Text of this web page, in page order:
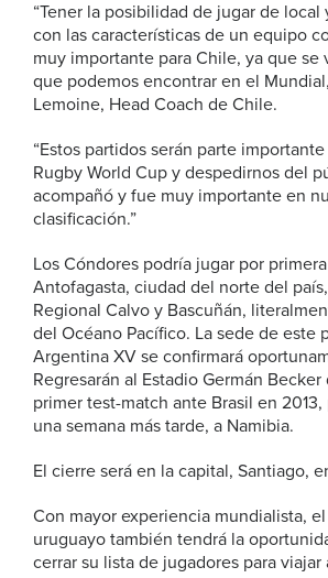
“Tener la posibilidad de jugar de
con las características de un equipo
muy importante para Chile, ya que se
que podemos encontrar en el
Lemoine, Head Coach de Chile.
“Estos partidos serán parte
Rugby World Cup y despedirnos del
acompañó y fue muy importante en
clasificación.”
Los Cóndores podría jugar por
Antofagasta, ciudad del norte del
Regional Calvo y Bascuñán,
del Océano Pacífico. La sede de este
Argentina XV se confirmará
Regresarán al Estadio Germán
primer test-match ante Brasil en 2013,
una semana más tarde, a Namibia.
El cierre será en la capital, Santiago,
Con mayor experiencia mundialista,
uruguayo también tendrá la
cerrar su lista de jugadores para viajar